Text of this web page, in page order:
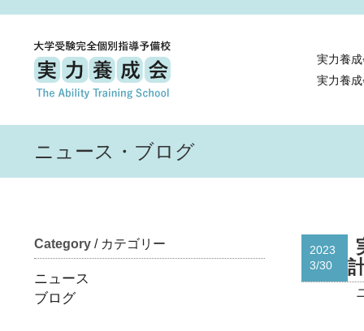
実力養
実力養
ニュース・ブログ
Category / カテゴリー
ニュース
ブログ
2023
3/30